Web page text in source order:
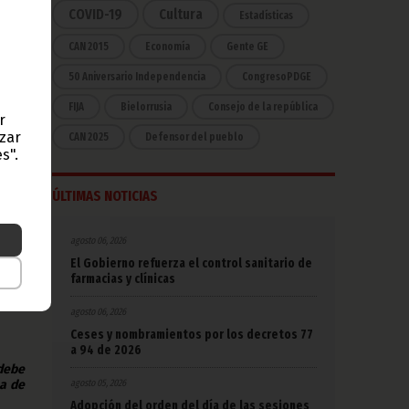
de
de
de
COVID-19 Cultura Estadísticas
CAN 2015 Economía Gente GE
50 Aniversario Independencia CongresoPDGE
FIJA Bielorrusia Consejo de la república
CAN 2025 Defensor del pueblo
ÚLTIMAS NOTICIAS
agosto 06, 2026
El Gobierno refuerza el control sanitario de
farmacias y clínicas
agosto 06, 2026
Ceses y nombramientos por los decretos 77
a 94 de 2026
agosto 05, 2026
Adopción del orden del día de las sesiones